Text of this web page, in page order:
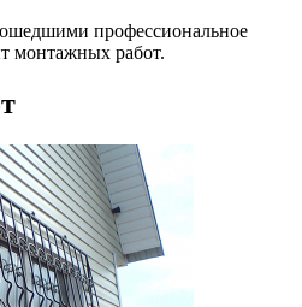
профессиональное
монтажных работ.